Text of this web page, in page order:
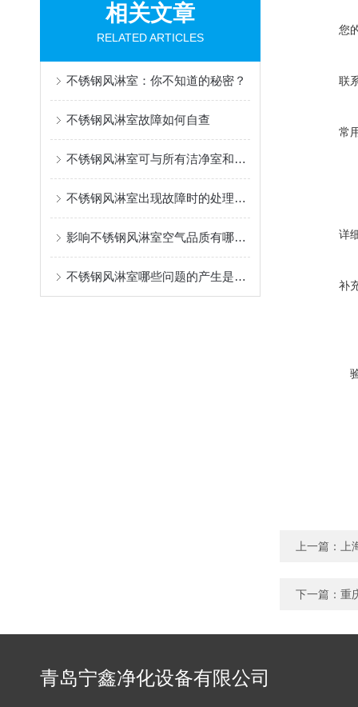
相关文章
RELATED ARTICLES
不锈钢风淋室：你不知道的秘密？
不锈钢风淋室故障如何自查
不锈钢风淋室可与所有洁净室和洁净厂房配套使用
不锈钢风淋室出现故障时的处理方法有哪些？
影响不锈钢风淋室空气品质有哪几个要素
不锈钢风淋室哪些问题的产生是我们处理不了的
您
联
常
详
补
上一篇：
下一篇： 重
青岛宁鑫净化设备有限公司